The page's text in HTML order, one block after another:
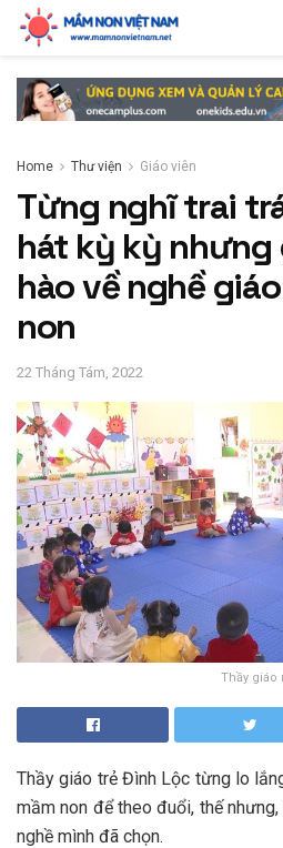
Home Thư viện Giáo viên
Từng nghĩ trai
hát kỳ kỳ
hào về nghề
non
22 Tháng Tám, 2022
Thầy giáo
Thầy giáo trẻ Đình Lộc từng lo
mầm non để theo đuổi, thế
nghề mình đã chọn.